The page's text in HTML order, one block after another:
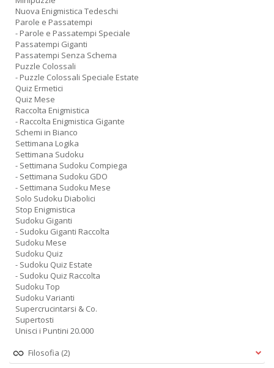
Nuova Enigmistica Tedeschi
Parole e Passatempi
- Parole e Passatempi Speciale
Passatempi Giganti
Passatempi Senza Schema
Puzzle Colossali
- Puzzle Colossali Speciale Estate
Quiz Ermetici
Quiz Mese
Raccolta Enigmistica
- Raccolta Enigmistica Gigante
Schemi in Bianco
Settimana Logika
Settimana Sudoku
- Settimana Sudoku Compiega
- Settimana Sudoku GDO
- Settimana Sudoku Mese
Solo Sudoku Diabolici
Stop Enigmistica
Sudoku Giganti
- Sudoku Giganti Raccolta
Sudoku Mese
Sudoku Quiz
- Sudoku Quiz Estate
- Sudoku Quiz Raccolta
Sudoku Top
Sudoku Varianti
Supercrucintarsi & Co.
Supertosti
Unisci i Puntini 20.000
Filosofia (2)